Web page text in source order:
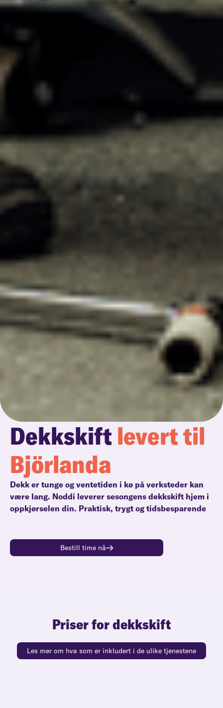
Dekkskift levert til
Björlanda
Dekk er tunge og ventetiden i kø på verksteder kan
være lang. Noddi leverer sesongens dekkskift hjem i
oppkjørselen din. Praktisk, trygt og tidsbesparende
Bestill time nå
Priser for dekkskift
Les mer om hva som er inkludert i de ulike tjenestene